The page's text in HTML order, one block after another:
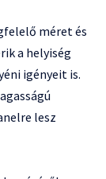
méret és
a helyiség
igényeit is.
lesz